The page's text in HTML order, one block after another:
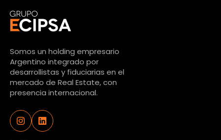
Somos un holding empresario
Argentino integrado por
desarrollistas y fiduciarias en el
mercado de Real Estate, con
presencia internacional.